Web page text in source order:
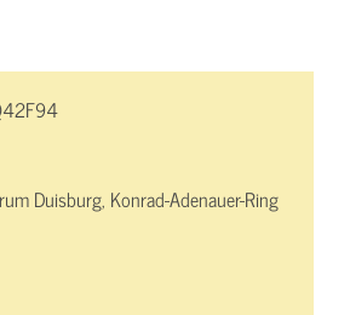
Duisburg, Konrad-Adenauer-Ring